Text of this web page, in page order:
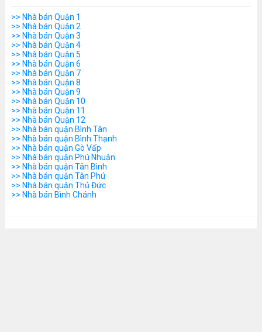
>> Nhà bán Quận 1
>> Nhà bán Quận 2
>> Nhà bán Quận 3
>> Nhà bán Quận 4
>> Nhà bán Quận 5
>> Nhà bán Quận 6
>> Nhà bán Quận 7
>> Nhà bán Quận 8
>> Nhà bán Quận 9
>> Nhà bán Quận 10
>> Nhà bán Quận 11
>> Nhà bán Quận 12
>> Nhà bán quận Bình Tân
>> Nhà bán quận Bình Thạnh
>> Nhà bán quận Gò Vấp
>> Nhà bán quận Phú Nhuận
>> Nhà bán quận Tân Bình
>> Nhà bán quận Tân Phú
>> Nhà bán quận Thủ Đức
>> Nhà bán Bình Chánh